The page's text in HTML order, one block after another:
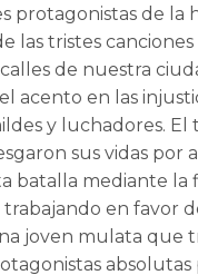
protagonistas de la
las tristes
de nuestra
acento en las
y luchadores.
sus vidas
batalla mediante la
en favor
joven mulata que